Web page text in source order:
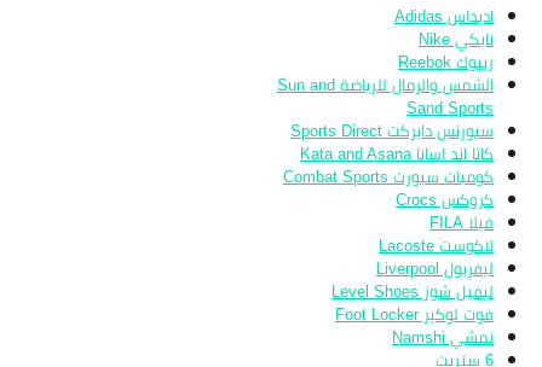
اديداس Adidas
نايكي Nike
ريبوك Reebok
الشمس والرمال للرياضة Sun and
Sand Sports
سبورتس دايركت Sports Direct
كاتا اند اسانا Kata and Asana
كومبات سبورت Combat Sports
كروكس Crocs
فيلا FILA
لاكوست Lacoste
ليفربول Liverpool
ليفيل شوز Level Shoes
فوت لوكير Foot Locker
نمشي Namshi